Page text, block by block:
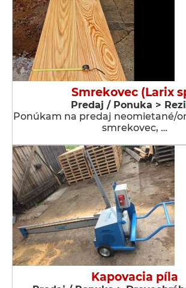
Smrekovec (Larix
Predaj / Ponuka >
Ponúkam na predaj neomietané/
smrekovec, …
Kapovacia píla